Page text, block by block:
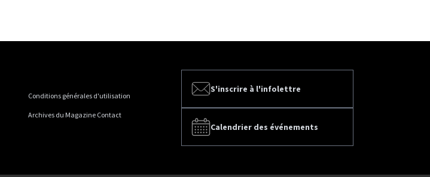
S'inscrire à l'infolettre
Calendrier des événements
Conditions générales d'utilisation
Archives du Magazine Contact